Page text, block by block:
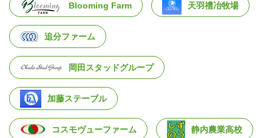
Blooming Farm 天羽禮冶牧場
追分ファーム
岡田スタッドグループ
加藤ステーブル
コスモヴューファーム 静内農業高校